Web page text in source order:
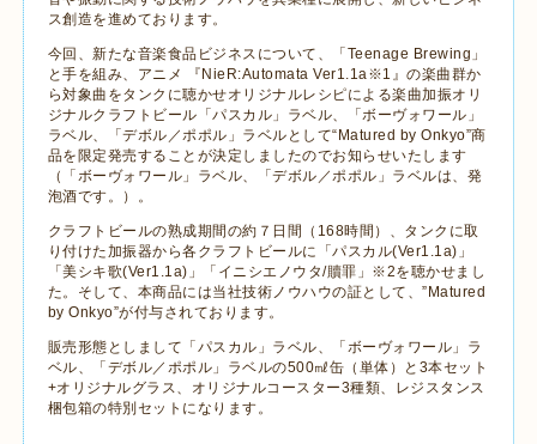
ス創造を進めております。
今回、新たな音楽食品ビジネスについて、「Teenage Brewing 」
と手を組み、アニメ 『NieR:Automata Ver1.1a※1 』の楽曲群か
ら対象曲をタンクに聴かせオリジナルレシピによる楽曲加振オリ
ジナルクラフトビール「パスカル」ラベル、「ボーヴォワール」
ラベル、「デボル／ポポル」ラベルとして“Matured by Onkyo”商
品を限定発売することが決定しましたのでお知らせいたします
（「ボーヴォワール」ラベル、「デボル／ポポル」ラベルは、発
泡酒です。）。
クラフトビールの熟成期間の約７日間（ 168時間）、タンクに取
り付けた加振器から各クラフトビールに「パスカル(Ver1.1a) 」
「美シキ歌(Ver1.1a) 」「イニシエノウタ/贖罪」※2を聴かせまし
た。そして、本商品には当社技術ノウハウの証として、”Matured
by Onkyo”が付与されております。
販売形態としまして「パスカル」ラベル、「ボーヴォワール」ラ
ベル、「デボル／ポポル」ラベルの500㎖缶（単体）と 3本セット
+オリジナルグラス、オリジナルコースター3種類、レジスタンス
梱包箱の特別セットになります。